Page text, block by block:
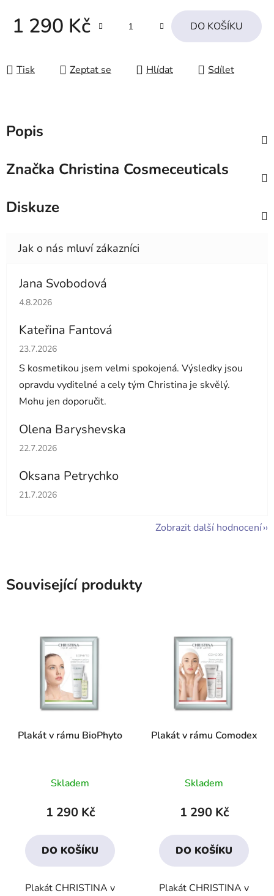
1 290 Kč DO KOŠÍKU
Tisk Zeptat se Hlídat Sdílet
Popis
Značka Christina Cosmeceuticals
Diskuze
Jana Svobodová
Hodnocení obchodu je 5 z 5 hvězdiček.
4.8.2026
Kateřina Fantová
Hodnocení obchodu je 5 z 5 hvězdiček.
23.7.2026
S kosmetikou jsem velmi spokojená. Výsledky jsou
opravdu vyditelné a cely tým Christina je skvělý.
Mohu jen doporučit.
Olena Baryshevska
Hodnocení obchodu je 5 z 5 hvězdiček.
22.7.2026
Oksana Petrychko
Hodnocení obchodu je 5 z 5 hvězdiček.
21.7.2026
Zobrazit další hodnocení
Související produkty
Plakát v rámu BioPhyto
Skladem
1 290 Kč
DO KOŠÍKU
Plakát CHRISTINA v
Plakát v rámu Comodex
Skladem
1 290 Kč
DO KOŠÍKU
Plakát CHRISTINA v